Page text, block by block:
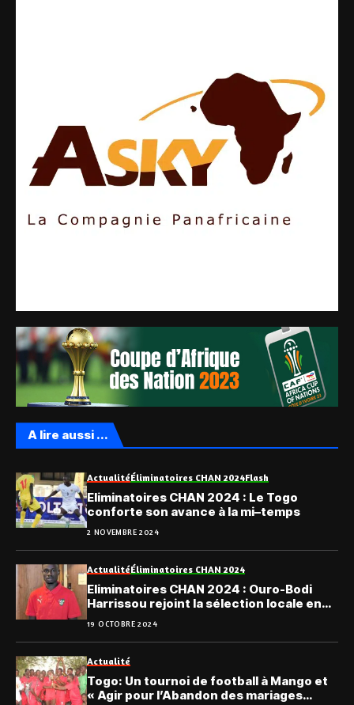
A lire aussi ...
ActualitéÉliminatoires CHAN 2024Flash
Eliminatoires CHAN 2024 : Le Togo
conforte son avance à la mi–temps
2 NOVEMBRE 2024
ActualitéÉliminatoires CHAN 2024
Eliminatoires CHAN 2024 : Ouro-Bodi
Harrissou rejoint la sélection locale en
stage
19 OCTOBRE 2024
Actualité
Togo: Un tournoi de football à Mango et
« Agir pour l’Abandon des mariages